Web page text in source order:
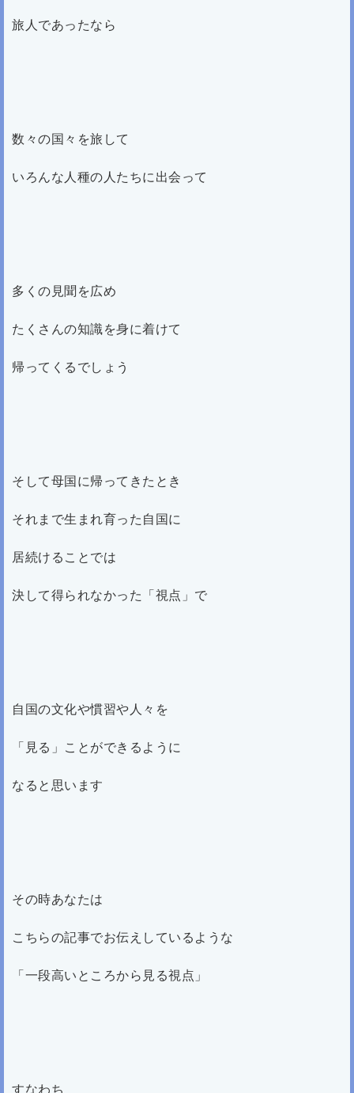
旅人であったなら
数々の国々を旅して
いろんな人種の人たちに出会って
多くの見聞を広め
たくさんの知識を身に着けて
帰ってくるでしょう
そして母国に帰ってきたとき
それまで生まれ育った自国に
居続けることでは
決して得られなかった「視点」で
自国の文化や慣習や人々を
「見る」ことができるように
なると思います
その時あなたは
こちらの記事でお伝えしているような
「一段高いところから見る視点」
すなわち